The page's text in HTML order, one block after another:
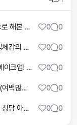
이목구비가 이렇게 살아난다고..? 대세 화장법으로 해본 윤곽 메이크업🔥 (a.k.a 강민경) 짧아진 중안부, 하이라이터 윤곽 꿀팁, 신상 베이스, 뉴 립조합 0 0
청담샵 메이크업의 비밀 | 얼굴이 작아 보이는 입체감의 원리 0 0
청담샵 이벤트✨ 드디어 받아본 청담샵 오해원 메이크업! 요즘 아이돌 메이크업 트렌드 대방출🪽#청담샵 #이벤트 #메이크업 #엔믹스오해원 0 0
10년전 메이크업이 촌스러운 이유/ 겟레디윗미 (여백많은 얼굴형, 둥근 얼굴 메이크업) 0 0
메이크업 아티스트는 여름에 이렇게 합니다☀️｜청담 아티스트 루틴 0 0